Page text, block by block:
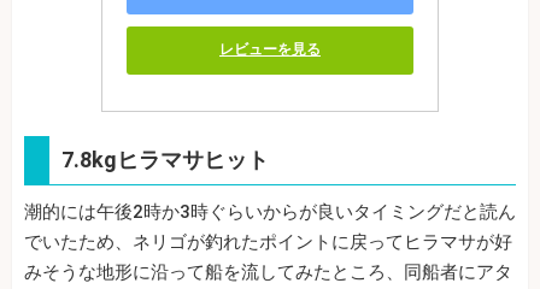
レビューを見る
7.8kgヒラマサヒット
潮的には午後2時か3時ぐらいからが良いタイミングだと読ん
でいたため、ネリゴが釣れたポイントに戻ってヒラマサが好
みそうな地形に沿って船を流してみたところ、同船者にアタ